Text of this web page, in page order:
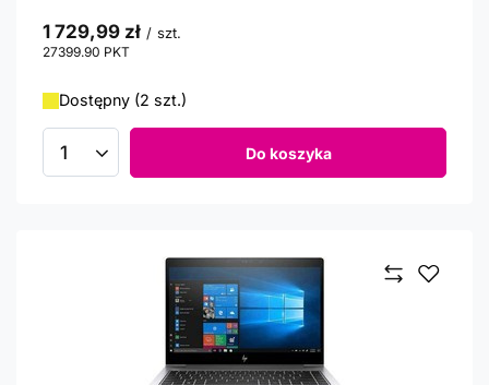
1 729,99 zł / szt.
27399.90 PKT
Dostępny (2 szt.)
Ilość produktów Do koszyka